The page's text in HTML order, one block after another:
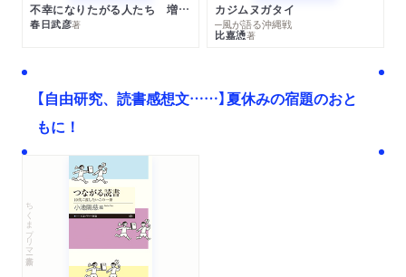
不幸になりたがる人たち 増補新版
春日武彦著
カジムヌガタイ
─風が語る沖縄戦
比嘉慂著
【自由研究、読書感想文……】夏休みの宿題のおと
もに！
ちくまプリマー新書